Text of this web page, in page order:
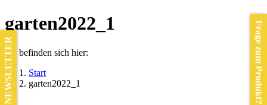
garten2022_1
Sie befinden sich hier:
Start
garten2022_1
Frage zum Produkt?
NEWSLETTER